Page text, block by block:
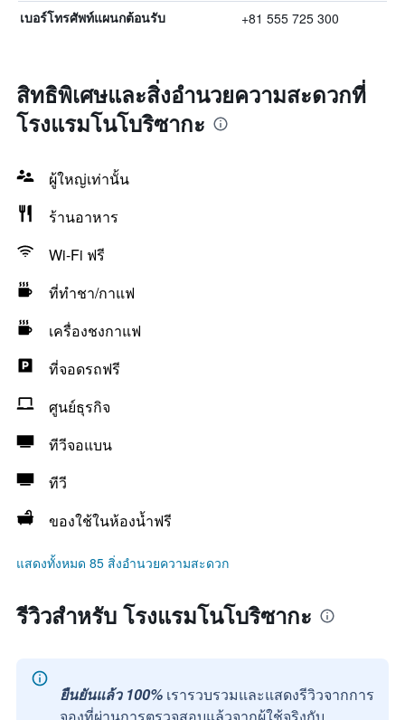
เบอร์โทรศัพท์แผนกต้อนรับ +81 555 725 300
สิทธิพิเศษและสิ่งอำนวยความสะดวกที่
โรงแรมโนโบริซากะ
ผู้ใหญ่เท่านั้น
ร้านอาหาร
Wi-Fi ฟรี
ที่ทำชา/กาแฟ
เครื่องชงกาแฟ
ที่จอดรถฟรี
ศูนย์ธุรกิจ
ทีวีจอแบน
ทีวี
ของใช้ในห้องน้ำฟรี
แสดงทั้งหมด 85 สิ่งอำนวยความสะดวก
รีวิวสำหรับ โรงแรมโนโบริซากะ
ยืนยันแล้ว 100% เรารวบรวมและแสดงรีวิวจากการ